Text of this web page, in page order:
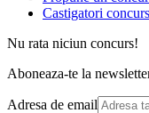
Castigatori
Nu rata niciun concurs!
Aboneaza-te la
Adresa de email